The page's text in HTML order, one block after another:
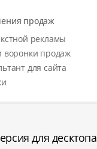
продаж
рекламы
воронки продаж
для сайта
для десктопа